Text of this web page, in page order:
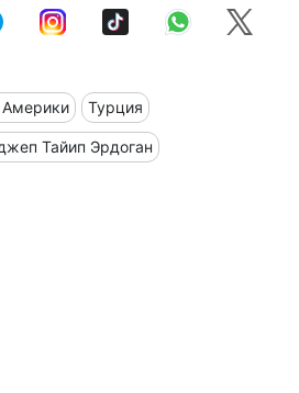
Турция
Тайип Эрдоган